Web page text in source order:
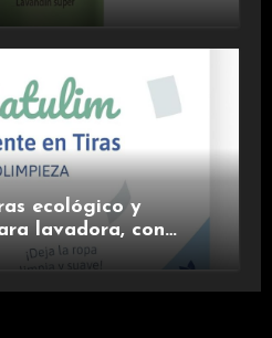
ecológico y
lavadora, con
y fragancia de